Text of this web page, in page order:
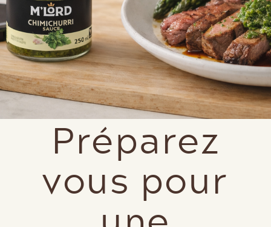
Préparez
vous pour